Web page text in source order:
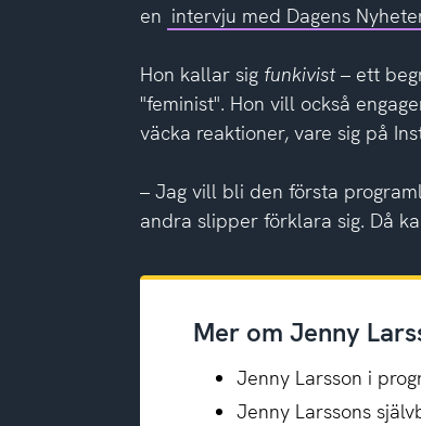
en intervju med Dagens
Hon kallar sig funkivist– ett
"feminist". Hon vill också
väcka reaktioner, vare sig på
– Jag vill bli den första
andra slipper förklara sig. Då
Mer om Jenny
Jenny Larsson i
Jenny Larssons